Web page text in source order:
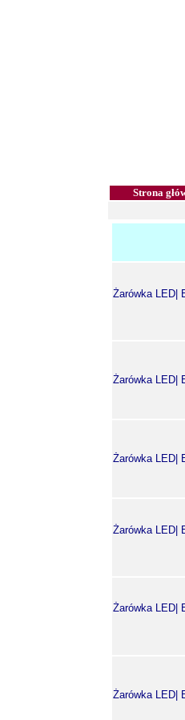
Strona
Żarówka LED|
Żarówka LED|
Żarówka LED|
Żarówka LED|
Żarówka LED|
Żarówka LED|